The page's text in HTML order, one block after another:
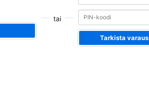
tai
Tarkista varaus